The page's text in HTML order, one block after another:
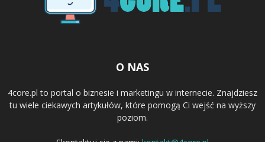
O NAS
4core.pl to portal o biznesie i marketingu w internecie. Znajdziesz
tu wiele ciekawych artykułów, które pomogą Ci wejść na wyższy
poziom.